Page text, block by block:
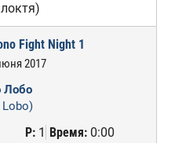
Fight Night 1
2017
Лобо
Lobo)
Р:1 Время:0:00